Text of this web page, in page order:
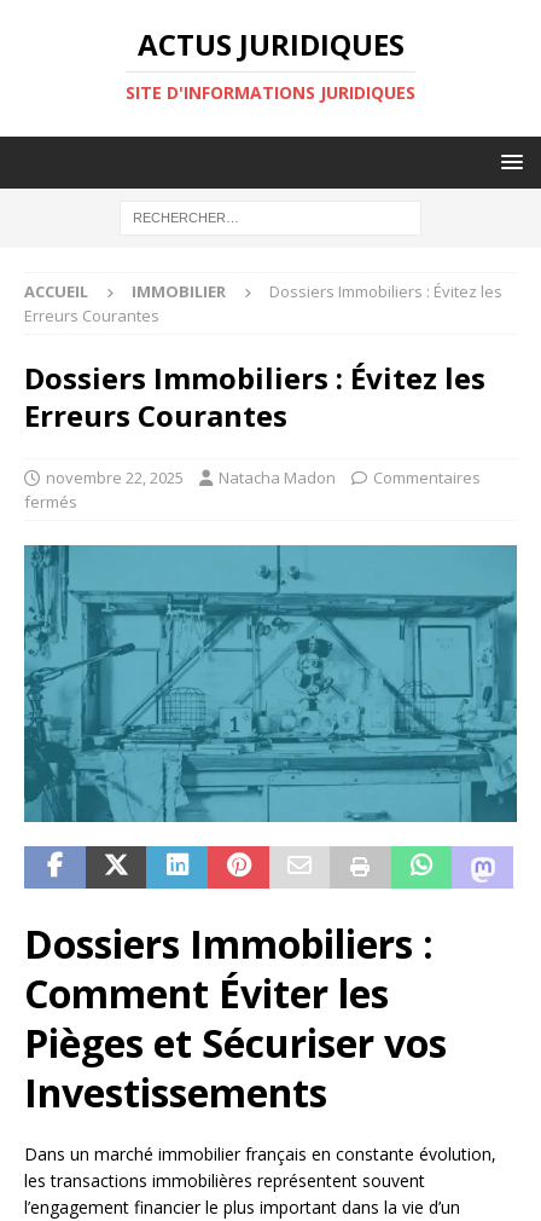
ACTUS JURIDIQUES
SITE D'INFORMATIONS JURIDIQUES
ACCUEIL IMMOBILIER
Dossiers Immobiliers : Évitez les
Erreurs Courantes
Dossiers Immobiliers : Évitez les
Erreurs Courantes
novembre 22, 2025 Natacha Madon
Commentaires
fermés
Dossiers Immobiliers :
Comment Éviter les
Pièges et Sécuriser vos
Investissements
Dans un marché immobilier français en constante évolution,
les transactions immobilières représentent souvent
l’engagement financier le plus important dans la vie d’un